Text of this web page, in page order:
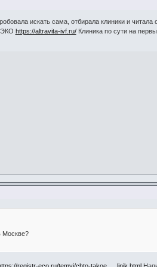
искать сама, отбирала клиники и
ЭКО https://altravita-ivf.ru/Клиника по сути на
Москве?